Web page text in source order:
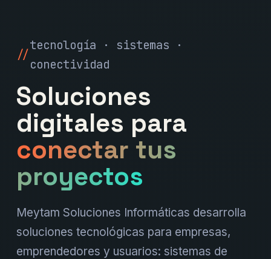
tecnología · sistemas ·
conectividad
Soluciones
digitales para
conectar tus
proyectos
Meytam Soluciones Informáticas desarrolla
soluciones tecnológicas para empresas,
emprendedores y usuarios: sistemas de